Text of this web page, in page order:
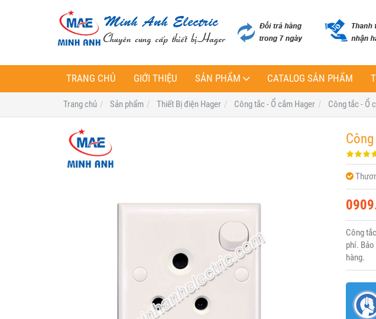
TRANG CHỦ GIỚI THIỆU SẢN PHẨM CATALOG SẢN PHẨM
Trang chủ Sản phẩm Thiết Bị điện Hager Công tắc - Ổ cắm Hager Công tắc - Ổ
Công
phí.
hàng.